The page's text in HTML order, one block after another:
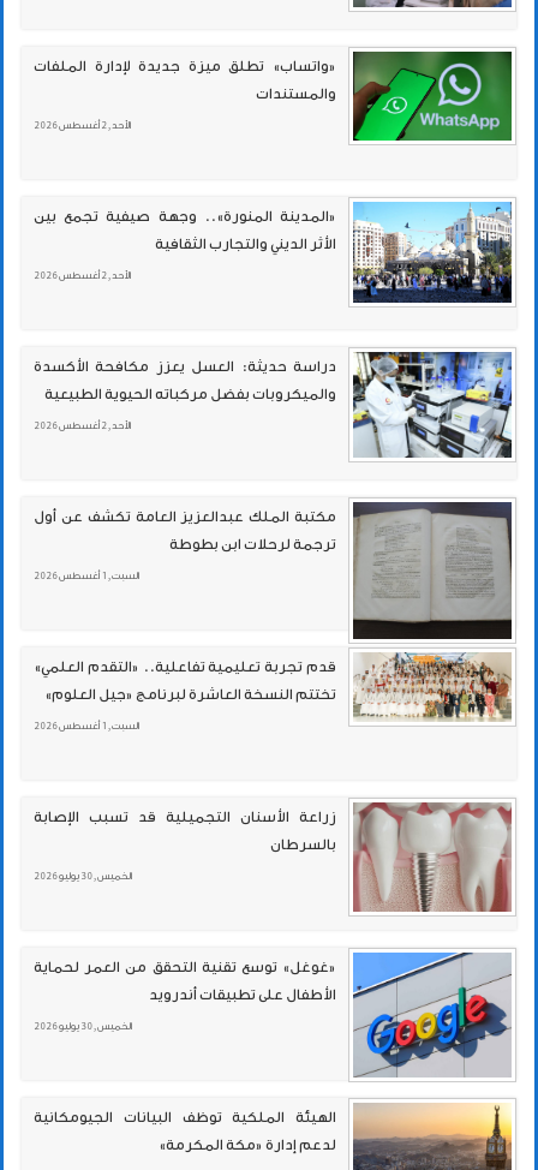
«واتساب» تطلق ميزة جديدة لإدارة الملفات
والمستندات
الأحد , 2 أغسطس 2026
«المدينة المنورة».. وجهة صيفية تجمع بين
الأثر الديني والتجارب الثقافية
الأحد , 2 أغسطس 2026
دراسة حديثة: العسل يعزز مكافحة الأكسدة
والميكروبات بفضل مركباته الحيوية الطبيعية
الأحد , 2 أغسطس 2026
مكتبة الملك عبدالعزيز العامة تكشف عن أول
ترجمة لرحلات ابن بطوطة
السبت , 1 أغسطس 2026
قدم تجربة تعليمية تفاعلية.. «التقدم العلمي»
تختتم النسخة العاشرة لبرنامج «جيل العلوم»
السبت , 1 أغسطس 2026
زراعة الأسنان التجميلية قد تسبب الإصابة
بالسرطان
الخميس , 30 يوليو 2026
«غوغل» توسع تقنية التحقق من العمر لحماية
الأطفال على تطبيقات أندرويد
الخميس , 30 يوليو 2026
الهيئة الملكية توظف البيانات الجيومكانية
لدعم إدارة «مكة المكرمة»